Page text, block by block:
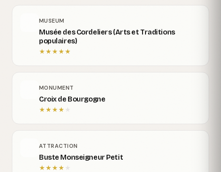
MUSEUM
Musée des Cordeliers (Arts et Traditions
populaires)
★★★★★
MONUMENT
Croix de Bourgogne
★★★★ ★
ATTRACTION
Buste Monseigneur Petit
★★★★ ★